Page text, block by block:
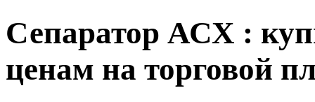
Сепаратор АСХ :
ценам на торговой